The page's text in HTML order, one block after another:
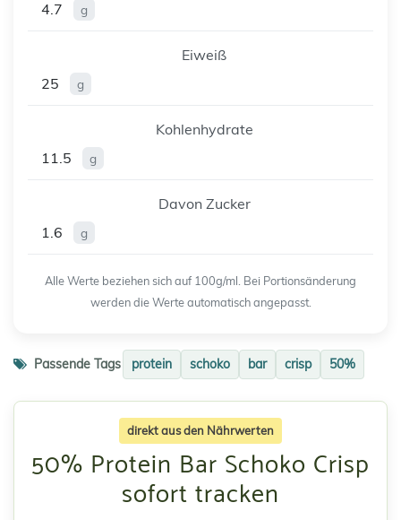
4.7
g
Eiweiß
25
g
Kohlenhydrate
11.5
g
Davon Zucker
1.6
g
Alle Werte beziehen sich auf 100g/ml. Bei Portionsänderung
werden die Werte automatisch angepasst.
Passende Tags protein schoko bar crisp 50%
direkt aus den Nährwerten
50% Protein Bar Schoko Crisp
sofort tracken